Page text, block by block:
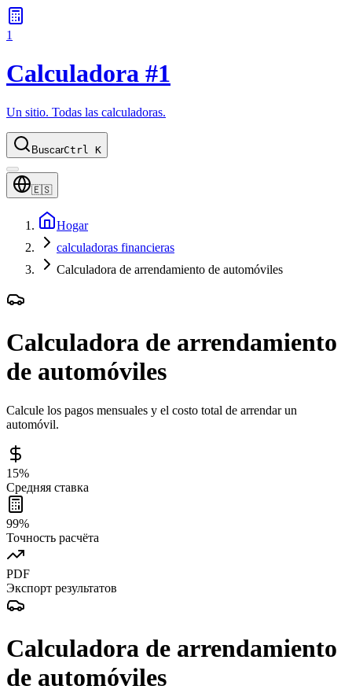
1
Calculadora #1
Un sitio. Todas las calculadoras.
BuscarCtrl K
🇪🇸
Hogar
calculadoras financieras
Calculadora de arrendamiento de automóviles
Calculadora de arrendamiento
de automóviles
Calcule los pagos mensuales y el costo total de arrendar un
automóvil.
15%
Средняя ставка
99%
Точность расчёта
PDF
Экспорт результатов
Calculadora de arrendamiento
de automóviles